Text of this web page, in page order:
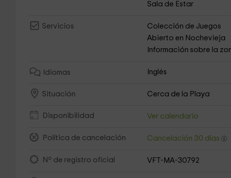
Sala de Estar
Servicios Colección de Juegos
Abierto en Nochevieja
Información sobre la
Idiomas Inglés
Situación Cerca de la Playa
Disponibilidad Ver calendario
Política de cancelación Cancelación 30 días
Nº de registro oficial VFT-MA-30792